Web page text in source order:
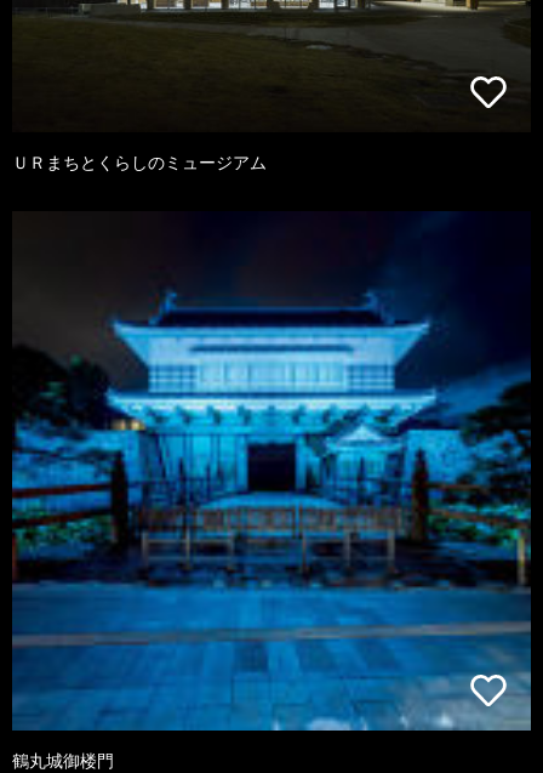
ＵＲまちとくらしのミュージアム
鶴丸城御楼門